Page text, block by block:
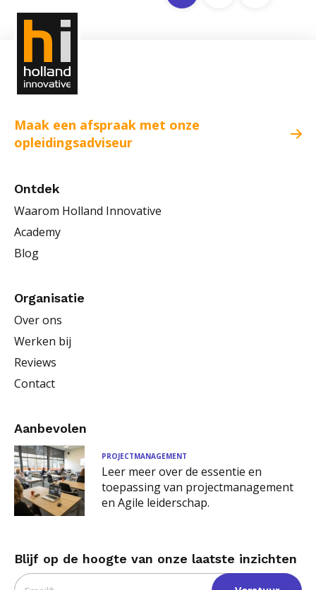
Maak een afspraak met onze
opleidingsadviseur
Ontdek
Waarom Holland Innovative
Academy
Blog
Organisatie
Over ons
Werken bij
Reviews
Contact
Aanbevolen
PROJECTMANAGEMENT
Leer meer over de essentie en
toepassing van projectmanagement
en Agile leiderschap.
Blijf op de hoogte van onze laatste inzichten